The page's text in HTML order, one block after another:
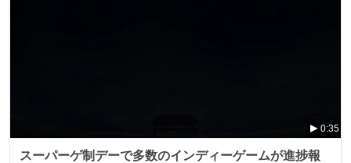
0:35
スーパーゲ制デーで多数のインディーゲームが進捗報